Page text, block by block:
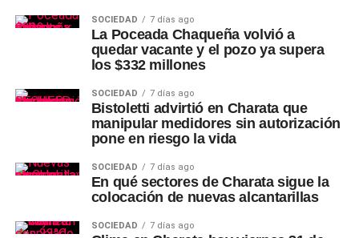
SOCIEDAD 7 días ago
La Poceada Chaqueña volvió a
quedar vacante y el pozo ya supera
los $332 millones
SOCIEDAD 7 días ago
Bistoletti advirtió en Charata que
manipular medidores sin autorización
pone en riesgo la vida
SOCIEDAD 7 días ago
En qué sectores de Charata sigue la
colocación de nuevas alcantarillas
SOCIEDAD 7 días ago